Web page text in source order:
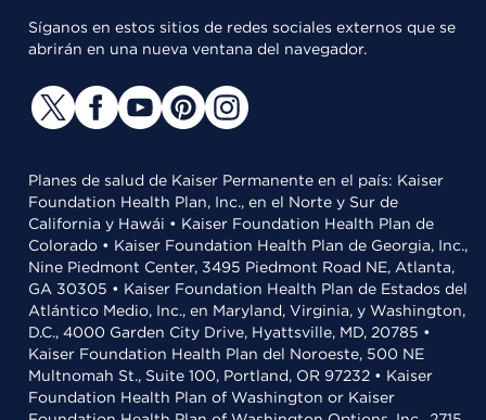
Síganos en estos sitios de redes sociales externos que se
abrirán en una nueva ventana del navegador.
Planes de salud de Kaiser Permanente en el país: Kaiser
Foundation Health Plan, Inc., en el Norte y Sur de
California y Hawái • Kaiser Foundation Health Plan de
Colorado • Kaiser Foundation Health Plan de Georgia, Inc.,
Nine Piedmont Center, 3495 Piedmont Road NE, Atlanta,
GA 30305 • Kaiser Foundation Health Plan de Estados del
Atlántico Medio, Inc., en Maryland, Virginia, y Washington,
D.C., 4000 Garden City Drive, Hyattsville, MD, 20785 •
Kaiser Foundation Health Plan del Noroeste, 500 NE
Multnomah St., Suite 100, Portland, OR 97232 • Kaiser
Foundation Health Plan of Washington or Kaiser